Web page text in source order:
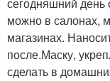
сегодняшний день
можно в салонах,
магазинах.
после.Маску,
сделать в